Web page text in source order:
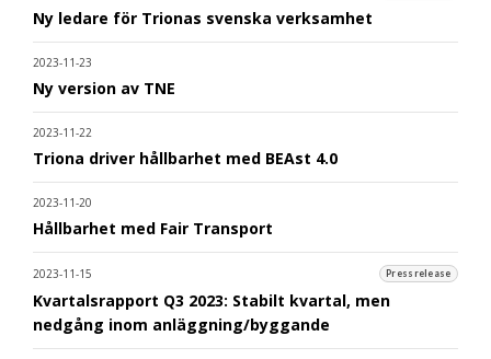
Ny ledare för Trionas svenska verksamhet
2023-11-23
Ny version av TNE
2023-11-22
Triona driver hållbarhet med BEAst 4.0
2023-11-20
Hållbarhet med Fair Transport
2023-11-15 Pressrelease
Kvartalsrapport Q3 2023: Stabilt kvartal, men
nedgång inom anläggning/byggande